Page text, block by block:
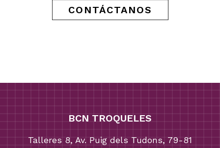
CONTÁCTANOS
BCN TROQUELES
Talleres 8, Av. Puig dels Tudons, 79-81